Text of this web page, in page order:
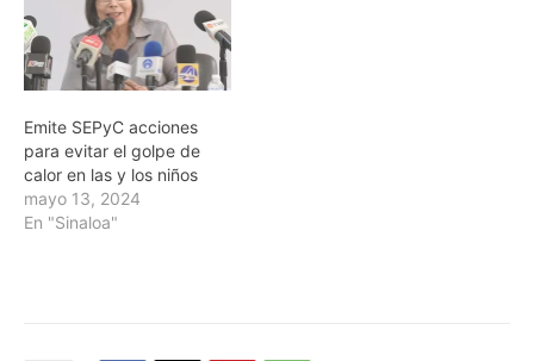
Emite SEPyC acciones
para evitar el golpe de
calor en las y los niños
mayo 13, 2024
En "Sinaloa"